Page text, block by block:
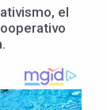
el